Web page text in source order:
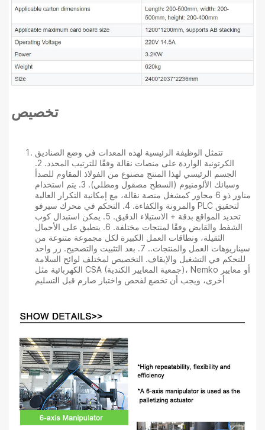
تخصيص
تتمثل الوظيفة الرئيسية لهذه المعدات في وضع الصناديق
الكرتونية الواردة على منصات نقالة وفقًا للترتيب المحدد. 2.
الجسم الرئيسي لهذا المنتج مصنوع من الفولاذ المقاوم للصدأ
وسبائك الألومنيوم (السطح مصقول ومطلي). 3. يتم استخدام
مناور ذو 6 محاور كمشغل منصة نقالة، مع إمكانية التكرار العالية
والمرونة والكفاءة. 4. التحكم في محرك سيرفو PLC لتحقيق
تحديد المواقع بدقة + الاستيلاء الدقيق. 5. يمكن استبدال كوب
الشفط والقابض وفقًا لمنتجات مختلفة. 6. ينطبق على الأحمال
الثقيلة، ونطاقات العمل الكبيرة لكل مجموعة متنوعة من
سيناريوهات العمل والمنتجات.. 7. بعد التثبيت والتصحيح. زر واحد
للتحكم في التشغيل والإيقاف. التخصيص لمختلف لوائح السلامة
الكهربائية مثل CSA (جمعية المعايير الكندية)، Nemko أو معايير
أخرى، ويجب أن تخضع لفحص واختبار صارم قبل التسليم